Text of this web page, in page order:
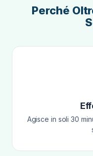
Perché
Agisce in soli 30